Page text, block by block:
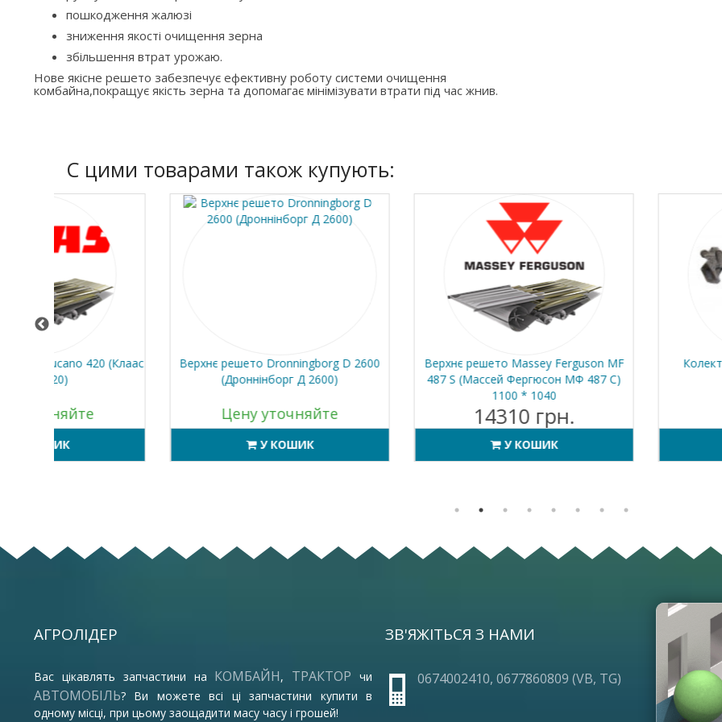
пошкодження жалюзі
зниження якості очищення зерна
збільшення втрат урожаю.
Нове якісне решето забезпечує ефективну роботу системи очищення
комбайна,покращує якість зерна та допомагає мінімізувати втрати під час жнив.
C цими товарами також купують:
Верхнє решето Dronningborg D 2600
(Дроннінборг Д 2600)
Цену уточняйте
Верхнє решето Massey Ferguson MF
487 S (Массей Фергюсон МФ 487 С)
Колектор випускний СК-
АГРОЛІДЕР
Вас цікавлять запчастини на КОМБАЙН, ТРАКТОРчи
АВТОМОБІЛЬ? Ви можете всі ці запчастини купити в
одному місці, при цьому заощадити масу часу і грошей!
ЗВ'ЯЖІТЬСЯ З НАМИ
0674002410, 0677860809 (VB, TG)
ПРО